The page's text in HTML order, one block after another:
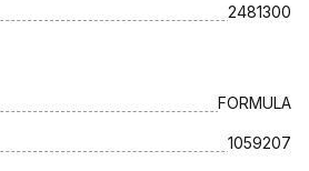
2481300
FORMULA
1059207